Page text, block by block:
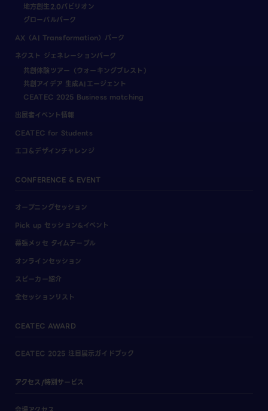
地方創生2.0パビリオン
グローバルパーク
AX（AI Transformation）パーク
ネクスト ジェネレーションパーク
共創体験ツアー（ウォーキングブレスト）
共創アイデア 生成AIエージェント
CEATEC 2025 Business matching
出展者イベント情報
CEATEC for Students
エコ＆デザインチャレンジ
CONFERENCE & EVENT
オープニングセッション
Pick up セッション&イベント
幕張メッセ タイムテーブル
オンラインセッション
スピーカー紹介
全セッションリスト
CEATEC AWARD
CEATEC 2025 注目展示ガイドブック
アクセス/特別サービス